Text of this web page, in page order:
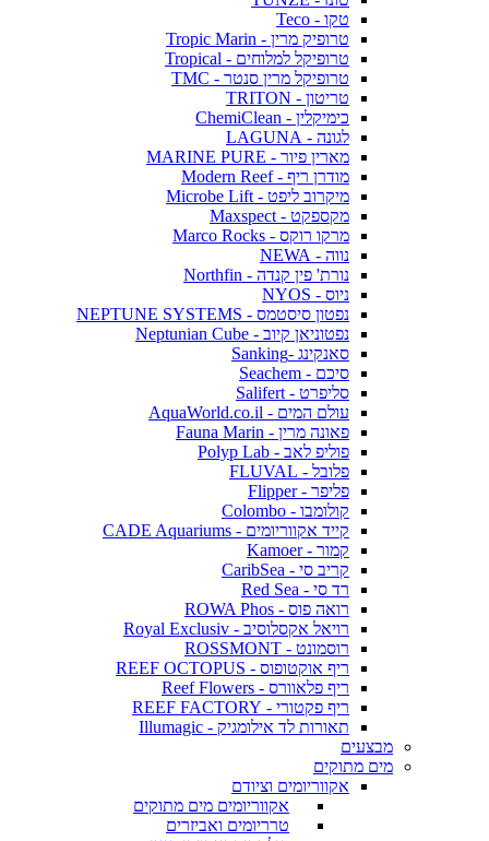
טקו - Teco
טרופיק מרין - Tropic Marin
טרופיקל למלוחים - Tropical
טרופיקל מרין סנטר - TMC
טריטון - TRITON
כימיקלין - ChemiClean
לגונה - LAGUNA
מארין פיור - MARINE PURE
מודרן ריף - Modern Reef
מיקרוב ליפט - Microbe Lift
מקספקט - Maxspect
מרקו רוקס - Marco Rocks
נווה - NEWA
נורת' פין קנדה - Northfin
ניוס - NYOS
נפטון סיסטמס - NEPTUNE SYSTEMS
נפטוניאן קיוב - Neptunian Cube
סאנקינג -Sanking
סיכם - Seachem
סליפרט - Salifert
עולם המים - AquaWorld.co.il
פאונה מרין - Fauna Marin
פוליפ לאב - Polyp Lab
פלובל - FLUVAL
פליפר - Flipper
קולומבו - Colombo
קייד אקווריומים - CADE Aquariums
קמור - Kamoer
קריב סי - CaribSea
רד סי - Red Sea
רואה פוס - ROWA Phos
רויאל אקסלוסיב - Royal Exclusiv
רוסמונט - ROSSMONT
ריף אוקטופוס - REEF OCTOPUS
ריף פלאוורס - Reef Flowers
ריף פקטורי - REEF FACTORY
תאורות לד אילומגיק - Illumagic
מבצעים
מים מתוקים
אקווריומים וציודם
אקווריומים מים מתוקים
טרריומים ואביזרים